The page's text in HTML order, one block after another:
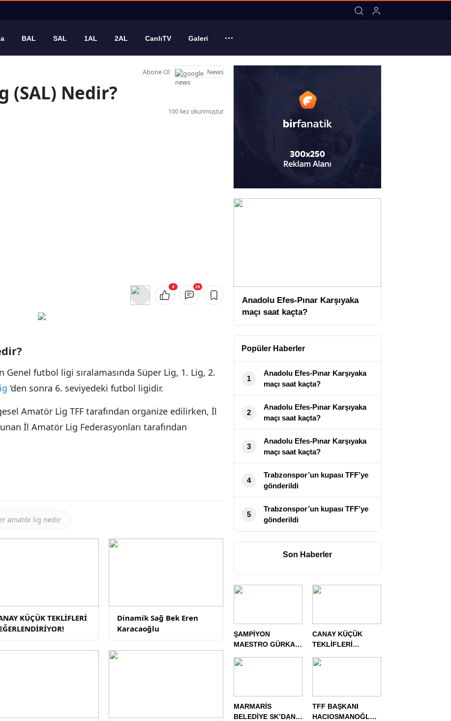
BAL SAL 1AL 2AL CanlıTV Galeri
Abone Ol News
(SAL) Nedir?
100 kez okunmuştur
0 20
Genel futbol ligi sıralamasında Süper Lig, 1. Lig, 2.
‘den sonra 6. seviyedeki futbol ligidir.
Amatör Lig TFF tarafından organize edilirken, İl
İl Amatör Lig Federasyonları tarafından
amatör lig nedir
KÜÇÜK TEKLİFLERİ
Dinamik Sağ Bek Eren
Karacaoğlu
Anadolu Efes-Pınar Karşıyaka
maçı saat kaçta?
Popüler Haberler
1
Anadolu Efes-Pınar Karşıyaka
maçı saat kaçta?
2
Anadolu Efes-Pınar Karşıyaka
maçı saat kaçta?
3
Anadolu Efes-Pınar Karşıyaka
maçı saat kaçta?
4
Trabzonspor’un kupası TFF’ye
gönderildi
5
Trabzonspor’un kupası TFF’ye
gönderildi
Son Haberler
ŞAMPİYON
MAESTRO GÜRKAN
TEKLİFLERİ
CANAY KÜÇÜK
TEKLİFLERİ
MARMARİS
BELEDİYE SK’DAN
TFF BAŞKANI
HACIOSMANOĞLU,